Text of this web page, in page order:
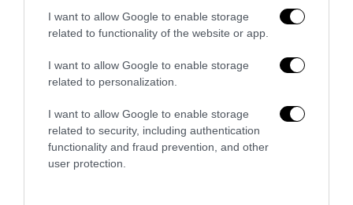
I want to allow Google to enable storage
related to functionality of the website or app.
I want to allow Google to enable storage
related to personalization.
I want to allow Google to enable storage
related to security, including authentication
functionality and fraud prevention, and other
user protection.
«Spin Time non è CasaPound»: la santa occupazione